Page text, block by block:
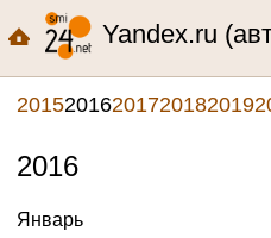
Yandex.ru
20152016201720182019
2016
Январь